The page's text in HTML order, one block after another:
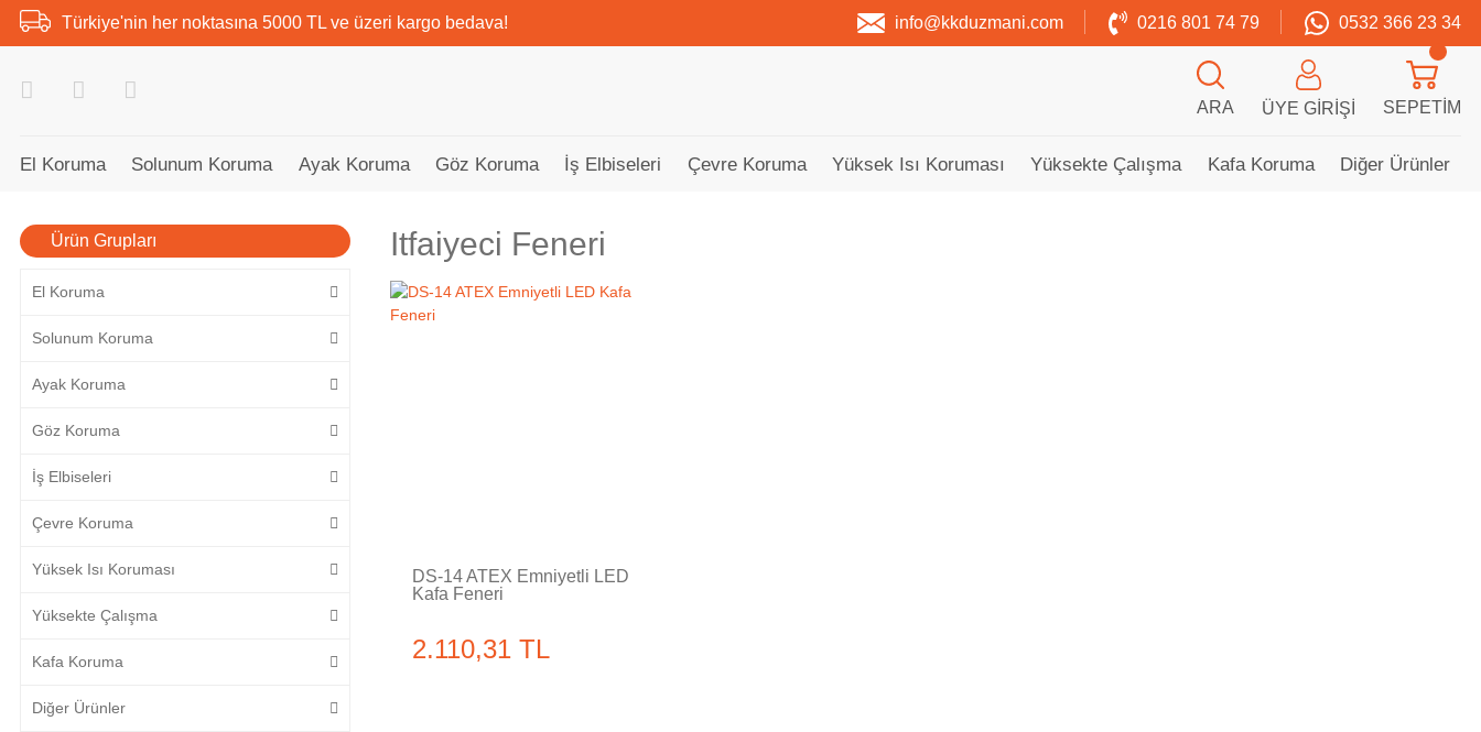
Türkiye'nin her noktasına 5000 TL ve üzeri kargo bedava! info@kkduzmani.com 0216 801 74 79 0532 366 23 34
ARA ÜYE GIRIŞI SEPETIM
El Koruma Solunum Koruma Ayak Koruma Göz Koruma İş Elbiseleri Çevre Koruma Yüksek Isı Koruması Yüksekte Çalışma Kafa Koruma Diğer Ürünler
Ürün Grupları
El Koruma
Solunum Koruma
Ayak Koruma
Göz Koruma
İş Elbiseleri
Çevre Koruma
Yüksek Isı Koruması
Yüksekte Çalışma
Kafa Koruma
Diğer Ürünler
Itfaiyeci Feneri
DS-14 ATEX Emniyetli LED
Kafa Feneri
2.110,31 TL